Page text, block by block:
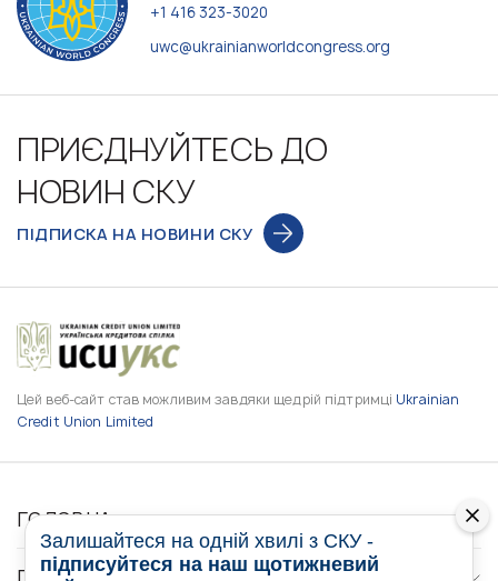
+1 416 323-3020
uwc@ukrainianworldcongress.org
ПРИЄДНУЙТЕСЬ ДО
НОВИН СКУ
ПІДПИСКА НА НОВИНИ СКУ
Цей веб-сайт став можливим завдяки щедрій підтримці Ukrainian
Credit Union Limited
ГОЛОВНА
Залишайтеся на одній хвилі з СКУ -
підписуйтеся на наш щотижневий